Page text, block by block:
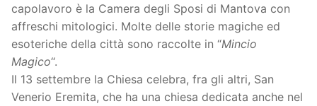
capolavoro è la Camera degli Sposi di Mantova con
affreschi mitologici. Molte delle storie magiche ed
esoteriche della città sono raccolte in “Mincio
Magico“.
Il 13 settembre la Chiesa celebra, fra gli altri, San
Venerio Eremita, che ha una chiesa dedicata anche nel